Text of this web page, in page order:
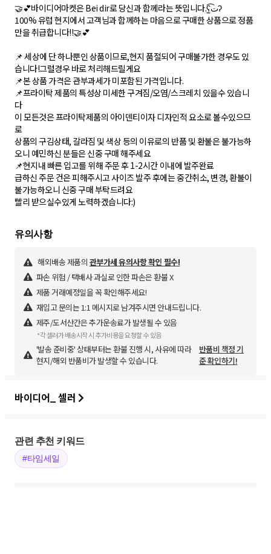
🤝💕바이디어마켓은 Bei dir로 당신과 함께라는 뜻입니다.ʕت̫͡ʔ
100% 유럽 현지에서 고객님과 함께하는 마음으로 구매한 상품으로 정품
만을 취급합니다!!🤝💕
📌 세상에 단 하나뿐인 상품이므로,현지 품절되어 구매불가한 경우도 있
습니다!그럴경우 바로 처리해드릴게요
📌본 상품 가격은 관부과세가 미포함된 가격입니다.
📌프라이탁 제품의 특성상 미세한 구겨짐/오염/스크레치 있을수 있습니
다
이 모든것은 프라이탁제품의 아이덴티이자 디자인적 요소로 볼수있으므
로
상품의 구김상태, 갈라짐 및 색상 등의 이유로의 반품 및 환불은 불가능하
오니 예민하신 분들은 신중 구매 해주세요
📌현지내 빠른 입고를 위해 주문 후 1-2시간 이내에 발주완료
급하신 주문 건은 피해주시고 사이즈 발주 후에는 중간취소, 변경, 환불이
불가능하오니 신중 구매 부탁드려요
유의사항
해외배송 제품의 관부가세 유의사항 확인 필수!
파손 위험 / 택배사 과실로 인한 파손은 환불 X
제품 거래예정일을 꼭 확인해주세요!
재입고 문의는 1:1 메시지로 남겨주시면 안내드립니다.
제주/도서산간은 추가운송료가 발생될 수 있음
*각 셀러가 배송시작 시 추가비용을 요청할 수 있음
'발송 준비중' 상태부터는 환불 진행 시, 사유에 따라
현지/해외 반품비가 발생할 수 있습니다.
반품비 책정 기
준 확인하기!
바이디어_ 셀러
관련 추천 키워드
#타임세일